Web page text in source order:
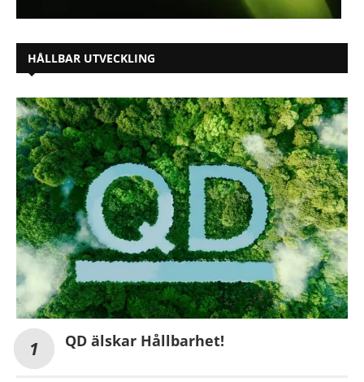
HÅLLBAR UTVECKLING
QD älskar Hållbarhet!